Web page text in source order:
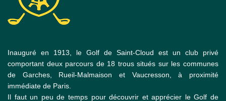
Inauguré en 1913, le Golf de Saint-Cloud est un club privé
comportant deux parcours de 18 trous situés sur les communes
de Garches, Rueil-Malmaison et Vaucresson, à proximité
immédiate de Paris.
Il faut un peu de temps pour découvrir et apprécier le Golf de